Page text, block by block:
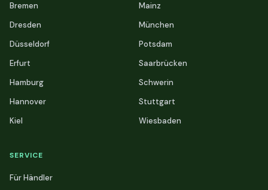
Bremen
Dresden
Düsseldorf
Erfurt
Hamburg
Hannover
Kiel
Mainz
München
Potsdam
Saarbrücken
Schwerin
Stuttgart
Wiesbaden
SERVICE
Für Händler